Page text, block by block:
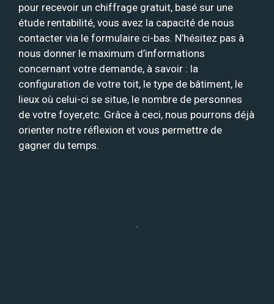
pour recevoir un chiffrage gratuit, basé sur une
étude rentabilité, vous avez la capacité de nous
contacter via le formulaire ci-bas. N’hésitez pas à
nous donner le maximum d’informations
concernant votre demande, à savoir : la
configuration de votre toit, le type de bâtiment, le
lieux où celui-ci se situe, le nombre de personnes
de votre foyer,etc. Grâce à ceci, nous pourrons déjà
orienter notre réflexion et vous permettre de
gagner du temps.